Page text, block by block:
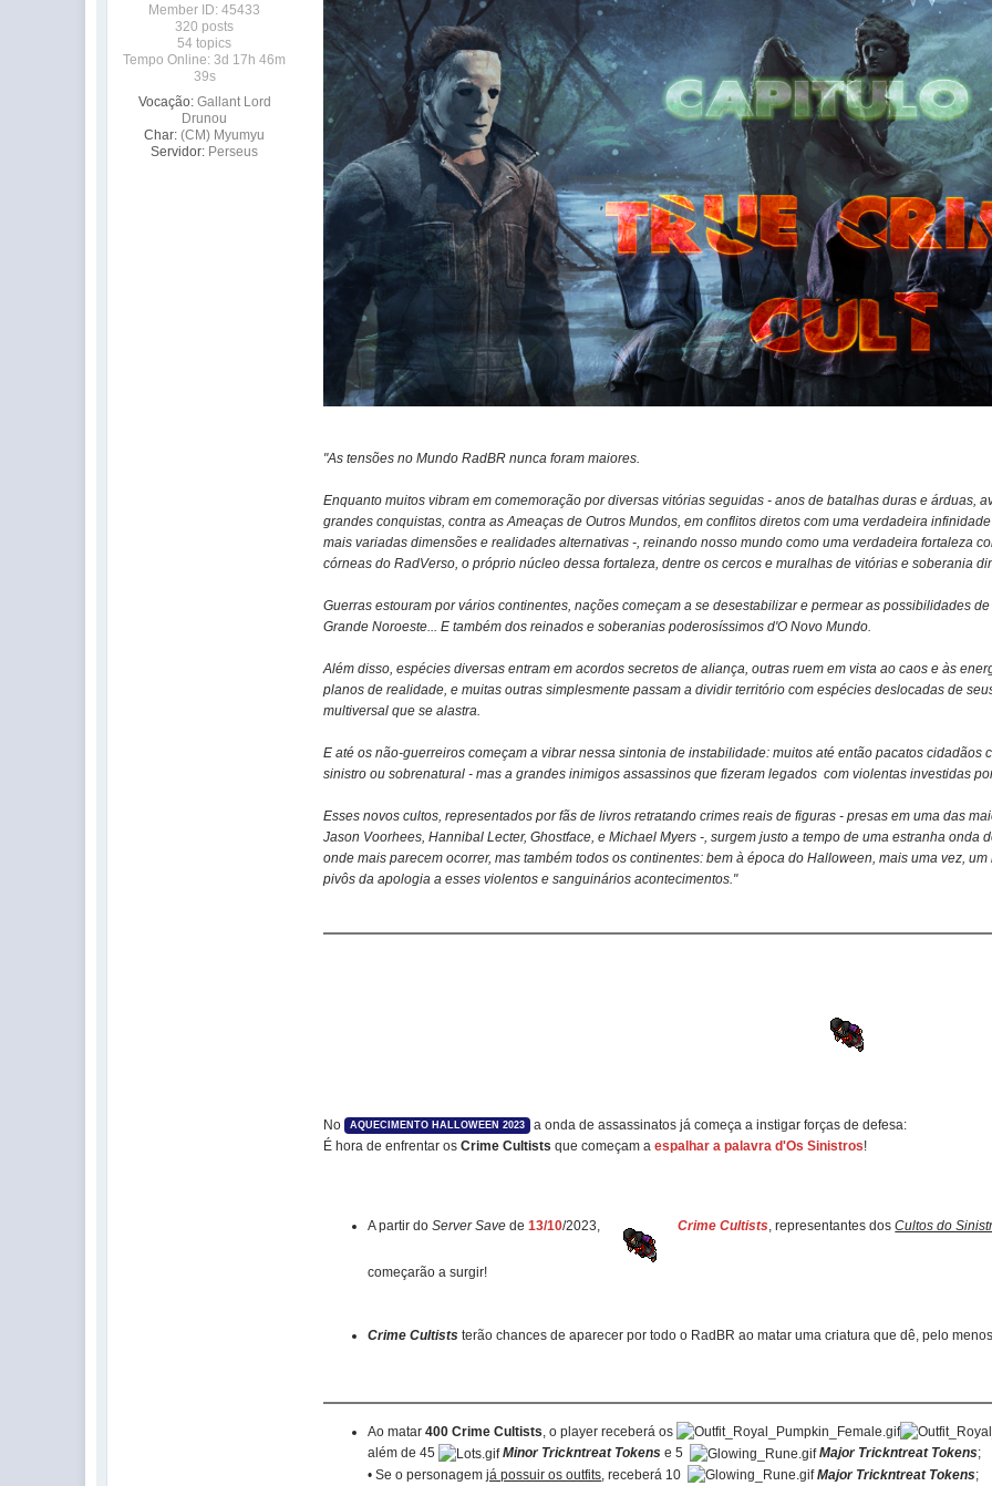
Member ID: 45433
320 posts
54 topics
Tempo Online: 3d 17h 46m
39s
Vocação: Gallant Lord
Drunou
Char: (CM) Myumyu
Servidor: Perseus
"As tensões no Mundo RadBR nunca foram maiores.
Enquanto muitos vibram em comemoração por diversas vitórias seguidas - anos de batalhas duras e árduas,
grandes conquistas, contra as Ameaças de Outros Mundos, em conflitos diretos com uma verdadeira
mais variadas dimensões e realidades alternativas -, reinando nosso mundo como uma verdadeira fortaleza
córneas do RadVerso, o próprio núcleo dessa fortaleza, dentre os cercos e muralhas de vitórias e soberania
Guerras estouram por vários continentes, nações começam a se desestabilizar e permear as possibilidades
Grande Noroeste... E também dos reinados e soberanias poderosíssimos d'O Novo Mundo.
Além disso, espécies diversas entram em acordos secretos de aliança, outras ruem em vista ao caos e às
planos de realidade, e muitas outras simplesmente passam a dividir território com espécies deslocadas de
multiversal que se alastra.
E até os não-guerreiros começam a vibrar nessa sintonia de instabilidade: muitos até então pacatos
sinistro ou sobrenatural - mas a grandes inimigos assassinos que fizeram legados com violentas investidas
Esses novos cultos, representados por fãs de livros retratando crimes reais de figuras - presas em uma das
Jason Voorhees, Hannibal Lecter, Ghostface, e Michael Myers -, surgem justo a tempo de uma estranha
onde mais parecem ocorrer, mas também todos os continentes: bem à época do Halloween, mais uma vez,
pivôs da apologia a esses violentos e sanguinários acontecimentos."
No AQUECIMENTO HALLOWEEN 2023
a onda de assassinatos já começa a instigar forças de defesa:
É hora de enfrentar osCrime Cultists que começam aespalhar a palavra d'Os Sinistros!
A partir doServer Save de13/10/2023, Crime Cultists, representantes dosCultos do
começarão a surgir!
Crime Cultists terão chances de aparecer por todo o RadBR ao matar uma criatura que dê, pelo
Ao matar400 Crime Cultists, o player receberá os
além de 45
Minor Trickntreat Tokens e 5 Major Trickntreat Tokens;
• Se o personagemjá possuir os outfits , receberá 10 Major Trickntreat Tokens;